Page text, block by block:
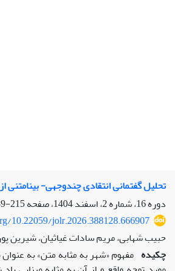
تحلیل گفتمانی انتقادی چندوجهی- بینامتنی
دوره 16، شماره 2، اسفند 1404، صفحه
215-239
10.22059/jolr.2026.388128.666907
حبیب شهابی، مریم سادات غیاثیان، شیرین
چکیده مفهوم «شهر به مثابه متن» به